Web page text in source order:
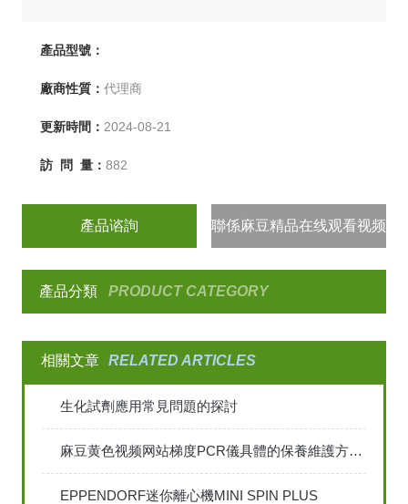
產品型號：
廠商性質： 代理商
更新時間： 2024-08-21
訪 問 量： 882
產品谘詢 聯係麻豆精品在线观看视频
產品分類 PRODUCT CATEGORY
相關文章 RELATED ARTICLES
生化試劑應用常見問題的探討
麻豆黄色视频网站梯度PCR儀具體的保養維護方法是怎樣的
EPPENDORF迷你離心機MINI SPIN PLUS